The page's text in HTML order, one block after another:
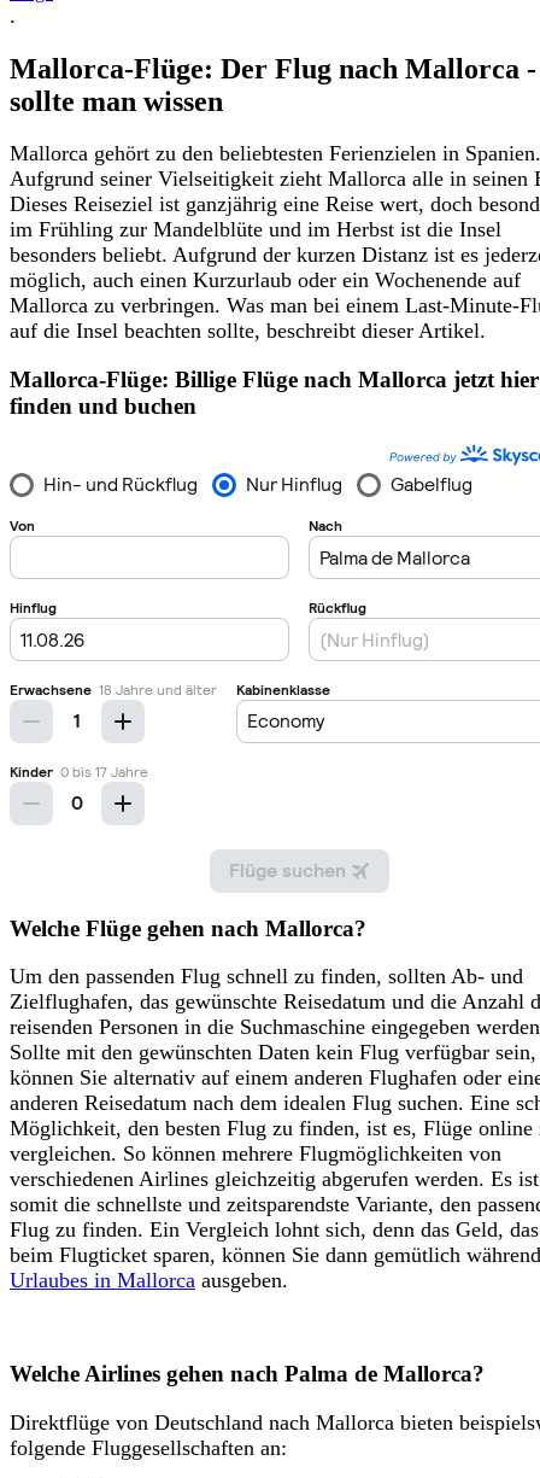
.
Mallorca-Flüge: Der Flug nach Mallorca -
sollte man wissen
Mallorca gehört zu den beliebtesten Ferienzielen in Spanien.
Aufgrund seiner Vielseitigkeit zieht Mallorca alle in seinen
Dieses Reiseziel ist ganzjährig eine Reise wert, doch
im Frühling zur Mandelblüte und im Herbst ist die Insel
besonders beliebt. Aufgrund der kurzen Distanz ist es
möglich, auch einen Kurzurlaub oder ein Wochenende auf
Mallorca zu verbringen. Was man bei einem Last-Minute-
auf die Insel beachten sollte, beschreibt dieser Artikel.
Mallorca-Flüge: Billige Flüge nach Mallorca jetzt hier
finden und buchen
Welche Flüge gehen nach Mallorca?
Um den passenden Flug schnell zu finden, sollten Ab- und
Zielflughafen, das gewünschte Reisedatum und die Anzahl
reisenden Personen in die Suchmaschine eingegeben
Sollte mit den gewünschten Daten kein Flug verfügbar sein,
können Sie alternativ auf einem anderen Flughafen oder
anderen Reisedatum nach dem idealen Flug suchen. Eine
Möglichkeit, den besten Flug zu finden, ist es, Flüge online
vergleichen. So können mehrere Flugmöglichkeiten von
verschiedenen Airlines gleichzeitig abgerufen werden. Es ist
somit die schnellste und zeitsparendste Variante, den
Flug zu finden. Ein Vergleich lohnt sich, denn das Geld,
beim Flugticket sparen, können Sie dann gemütlich
Urlaubes in Mallorca ausgeben.
Welche Airlines gehen nach Palma de Mallorca?
Direktflüge von Deutschland nach Mallorca bieten
folgende Fluggesellschaften an: